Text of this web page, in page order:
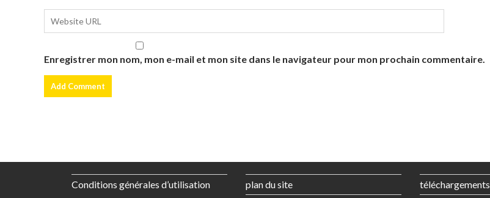
Enregistrer mon nom, mon e-mail et mon site dans le navigateur pour mon prochain commentaire.
Conditions générales d’utilisation
plan du site
téléchargements